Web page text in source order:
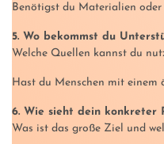
Benötigst du Materialien oder
5. Wo bekommst du
Welche Quellen kannst du
Hast du Menschen mit
6. Wie sieht dein konkreter
Was ist das große Ziel und